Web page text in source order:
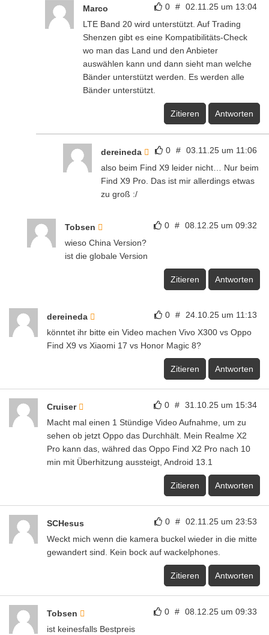
0 # 02.11.25 um 13:04
Marco
LTE Band 20 wird unterstützt. Auf Trading
Shenzen gibt es eine Kompatibilitäts-Check
wo man das Land und den Anbieter
auswählen kann und dann sieht man welche
Bänder unterstützt werden. Es werden alle
Bänder unterstützt.
Zitieren Antworten
0 # 03.11.25 um 11:06
dereineda
also beim Find X9 leider nicht… Nur beim
Find X9 Pro. Das ist mir allerdings etwas
zu groß :/
0 # 08.12.25 um 09:32
Tobsen
wieso China Version?
ist die globale Version
Zitieren Antworten
0 # 24.10.25 um 11:13
dereineda
könntet ihr bitte ein Video machen Vivo X300 vs Oppo
Find X9 vs Xiaomi 17 vs Honor Magic 8?
Zitieren Antworten
0 # 31.10.25 um 15:34
Cruiser
Macht mal einen 1 Stündige Video Aufnahme, um zu
sehen ob jetzt Oppo das Durchhält. Mein Realme X2
Pro kann das, währed das Oppo Find X2 Pro nach 10
min mit Überhitzung aussteigt, Android 13.1
Zitieren Antworten
0 # 02.11.25 um 23:53
SCHesus
Weckt mich wenn die kamera buckel wieder in die mitte
gewandert sind. Kein bock auf wackelphones.
Zitieren Antworten
0 # 08.12.25 um 09:33
Tobsen
ist keinesfalls Bestpreis